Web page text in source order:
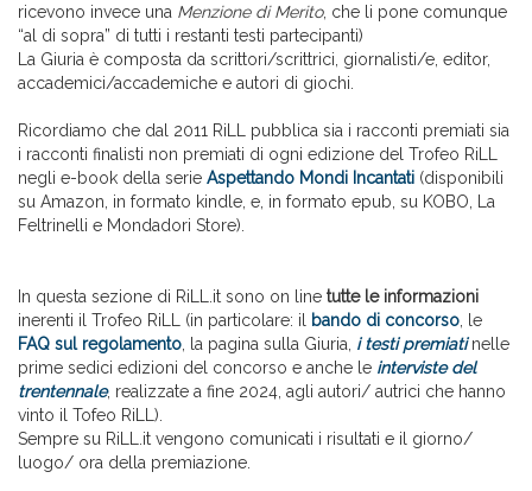
ricevono invece una Menzione di Merito, che li pone comunque
“al di sopra” di tutti i restanti testi partecipanti)
La Giuria è composta da scrittori/scrittrici, giornalisti/e, editor,
accademici/accademiche e autori di giochi.
Ricordiamo che dal 2011 RiLL pubblica sia i racconti premiati sia
i racconti finalisti non premiati di ogni edizione del Trofeo RiLL
negli e-book della serie Aspettando Mondi Incantati (disponibili
su Amazon, in formato kindle, e, in formato epub, su KOBO, La
Feltrinelli e Mondadori Store).
In questa sezione di RiLL.it sono on line tutte le informazioni
inerenti il Trofeo RiLL (in particolare: il
bando di concorso , le
FAQ sul regolamento , la pagina sulla Giuria, i testi premiatinelle
prime sedici edizioni del concorso e anche le interviste del
trentennale, realizzate a fine 2024, agli autori/ autrici che hanno
vinto il Tofeo RiLL).
Sempre su RiLL.it vengono comunicati i risultati e il giorno/
luogo/ ora della premiazione.